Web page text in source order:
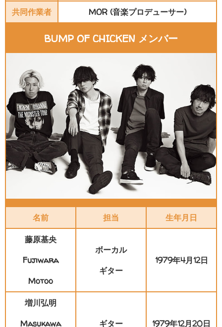
共同作業者
MOR (音楽プロデューサー)
BUMP OF CHICKEN メンバー
名前 担当
生年月日
藤原基央
Fujiwara
Motoo
ボーカル
ギター
1979年4月12日
増川弘明
Masukawa
ギター 1979年12月20日